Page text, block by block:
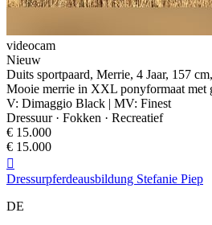
videocam
Nieuw
Duits sportpaard, Merrie, 4 Jaar, 157
Mooie merrie in XXL ponyformaat met
V: Dimaggio Black | MV: Finest
Dressuur · Fokken · Recreatief
€ 15.000
€ 15.000

Dressurpferdeausbildung Stefanie Piep
DE